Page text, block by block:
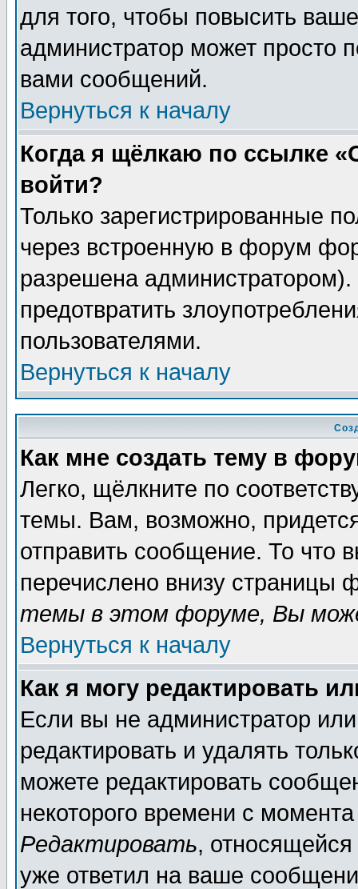
для того, чтобы повысить
администратор может просто
вами сообщений.
Вернуться к началу
Когда я щёлкаю по ссылке
войти?
Только зарегистрированные
через встроенную в форум
разрешена
предотвратить
пользователями.
Вернуться к началу
Как мне создать тему в
Легко, щёлкните по
темы. Вам, возможно,
отправить сообщение. То что
перечислено внизу страницы
темы в этом форуме, Вы
Вернуться к началу
Как я могу редактировать
Если вы не администратор
редактировать и удалять
можете редактировать
некоторого времени с
Редактировать,
уже ответил на ваше